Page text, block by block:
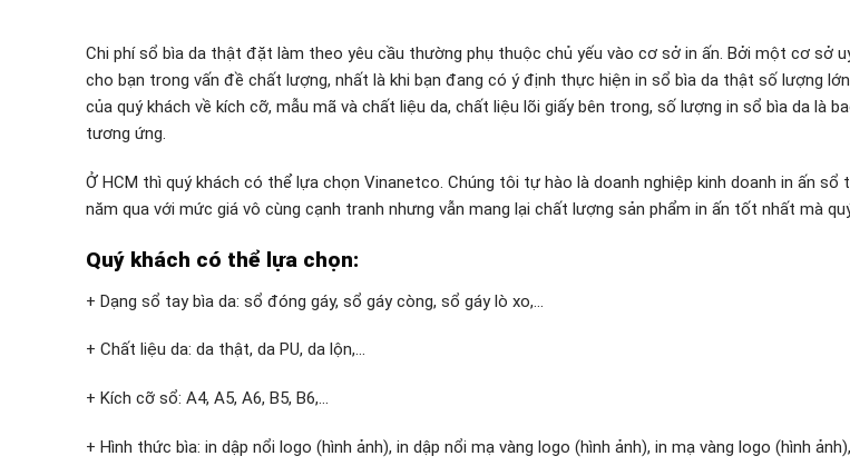
Chi phí sổ bìa da thật đặt làm theo yêu cầu thường phụ thuộc chủ yếu vào cơ sở in ấn. Bởi một cơ sở
cho bạn trong vấn đề chất lượng, nhất là khi bạn đang có ý định thực hiện in sổ bìa da thật số lượng
của quý khách về kích cỡ, mẫu mã và chất liệu da, chất liệu lõi giấy bên trong, số lượng in sổ bìa da là
tương ứng.
Ở HCM thì quý khách có thể lựa chọn Vinanetco. Chúng tôi tự hào là doanh nghiệp kinh doanh in ấn sổ
năm qua với mức giá vô cùng cạnh tranh nhưng vẫn mang lại chất lượng sản phẩm in ấn tốt nhất mà
Quý khách có thể lựa chọn:
+ Dạng sổ tay bìa da: sổ đóng gáy, sổ gáy còng, sổ gáy lò xo,…
+ Chất liệu da: da thật, da PU, da lộn,…
+ Kích cỡ sổ: A4, A5, A6, B5, B6,…
+ Hình thức bìa: in dập nổi logo (hình ảnh), in dập nổi mạ vàng logo (hình ảnh), in mạ vàng logo (hình ảnh),…